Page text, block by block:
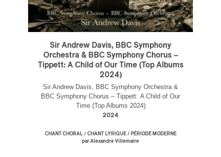
Sir Andrew Davis, BBC Symphony
Orchestra & BBC Symphony Chorus –
Tippett: A Child of Our Time (Top Albums
2024)
Sir Andrew Davis, BBC Symphony Orchestra &
BBC Symphony Chorus – Tippett: A Child of Our
Time (Top Albums 2024)
2024
CHANT CHORAL/ CHANT LYRIQUE/ PÉRIODE MODERNE
par Alexandre Villemaire